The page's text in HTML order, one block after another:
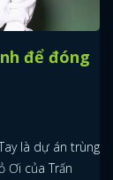
để đóng
là dự án trùng
Ơi của Trấn